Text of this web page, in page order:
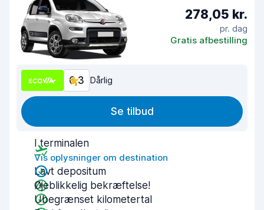
278,05 kr.
pr. dag
Gratis afbestilling
6,3 Dårlig
Se tilbud
I terminalen
Vis oplysninger om destination
Lavt depositum
Øjeblikkelig bekræftelse!
Ubegrænset kilometertal